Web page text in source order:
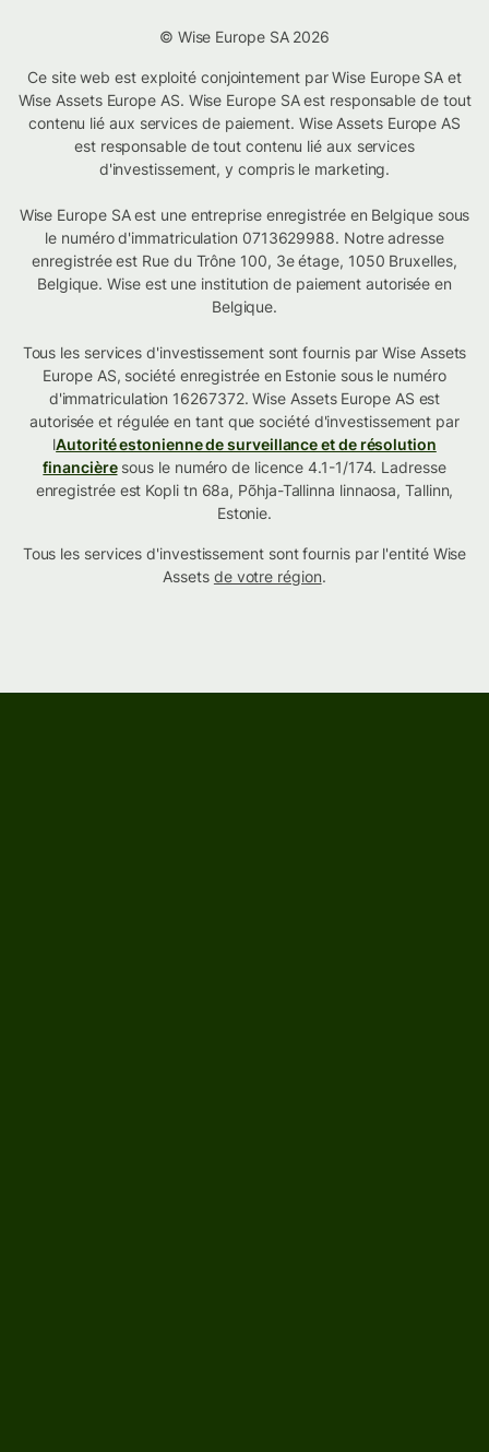
© Wise Europe SA 2026
Ce site web est exploité conjointement par Wise Europe SA et
Wise Assets Europe AS. Wise Europe SA est responsable de tout
contenu lié aux services de paiement. Wise Assets Europe AS
est responsable de tout contenu lié aux services
d'investissement, y compris le marketing.
Wise Europe SA est une entreprise enregistrée en Belgique sous
le numéro d'immatriculation 0713629988. Notre adresse
enregistrée est Rue du Trône 100, 3e étage, 1050 Bruxelles,
Belgique. Wise est une institution de paiement autorisée en
Belgique.
Tous les services d'investissement sont fournis par Wise Assets
Europe AS, société enregistrée en Estonie sous le numéro
d'immatriculation 16267372. Wise Assets Europe AS est
autorisée et régulée en tant que société d'investissement par
lAutorité estonienne de surveillance et de résolution
financièresous le numéro de licence 4.1-1/174. Ladresse
enregistrée est Kopli tn 68a, Põhja-Tallinna linnaosa, Tallinn,
Estonie.
Tous les services d'investissement sont fournis par l'entité Wise
Assets de votre région.